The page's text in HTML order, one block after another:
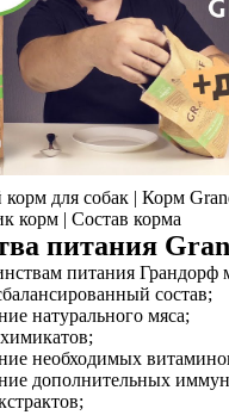
корм для собак | Корм
корм | Состав корма
питания
питания Грандорф
состав;
натурального мяса;
необходимых
дополнительных